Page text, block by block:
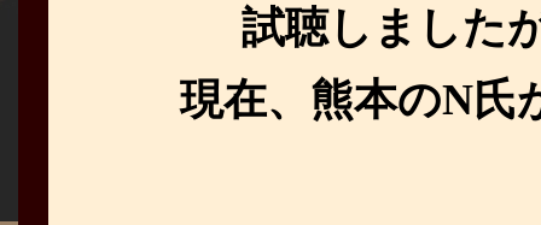
試聴しました
現在、熊本のN氏